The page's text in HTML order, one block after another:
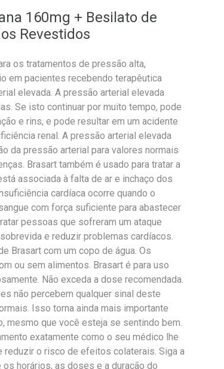
160mg + Besilato de
Revestidos
os tratamentos de pressão alta,
em pacientes recebendo terapêutica
elevada. A pressão arterial elevada
Se isto continuar por muito tempo, pode
e rins, e pode resultar em um acidente
renal. A pressão arterial elevada
da pressão arterial para valores normais
Brasart também é usado para tratar a
associada à falta de ar e inchaço dos
cardíaca ocorre quando o
com força suficiente para abastecer
pessoas que sofreram um ataque
e reduzir problemas cardíacos.
Brasart com um copo de água. Os
ou sem alimentos. Brasart é para uso
Não exceda a dose recomendada.
não percebem qualquer sinal deste
Isso torna ainda mais importante
mesmo que você esteja se sentindo bem.
exatamente como o seu médico lhe
o risco de efeitos colaterais. Siga a
horários, as doses e a duração do